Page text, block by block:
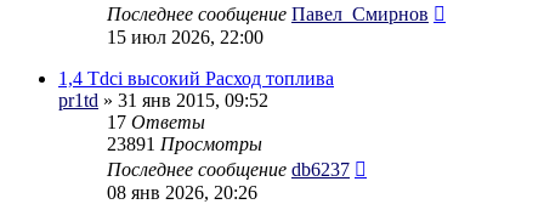
Последнее сообщение Павел_Смирнов
15 июл 2026, 22:00
1,4 Tdci высокий Расход топлива
pr1td » 31 янв 2015, 09:52
17 Ответы
23891 Просмотры
Последнее сообщение db6237
08 янв 2026, 20:26